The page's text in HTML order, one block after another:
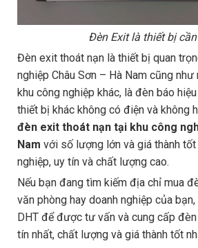
Đèn Exit là thiết bị
Đèn exit thoát nạn là thiết bị quan
nghiệp Châu Sơn – Hà Nam cũng như
khu công nghiệp khác, là đèn báo
thiết bị khác không có điện và không
đèn exit thoát nạn tại khu công
Nam với số lượng lớn và giá thành
nghiệp, uy tín và chất lượng cao.
Nếu bạn đang tìm kiếm địa chỉ mua
văn phòng hay doanh nghiệp của
DHT để được tư vấn và cung cấp
tín nhất, chất lượng và giá thành tốt